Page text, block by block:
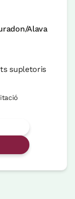
Alava
supletoris